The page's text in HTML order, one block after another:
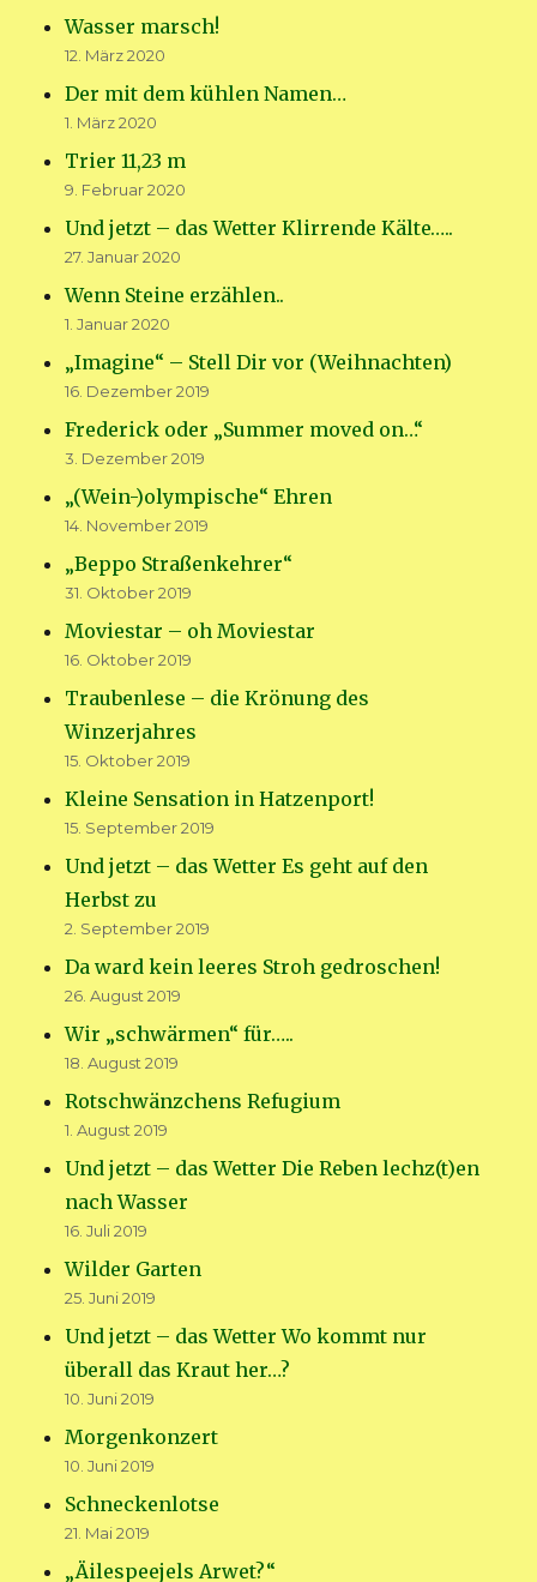
Wasser marsch!
12. März 2020
Der mit dem kühlen Namen…
1. März 2020
Trier 11,23 m
9. Februar 2020
Und jetzt – das Wetter Klirrende Kälte…..
27. Januar 2020
Wenn Steine erzählen..
1. Januar 2020
„Imagine“ – Stell Dir vor (Weihnachten)
16. Dezember 2019
Frederick oder „Summer moved on…“
3. Dezember 2019
„(Wein-)olympische“ Ehren
14. November 2019
„Beppo Straßenkehrer“
31. Oktober 2019
Moviestar – oh Moviestar
16. Oktober 2019
Traubenlese – die Krönung des
Winzerjahres
15. Oktober 2019
Kleine Sensation in Hatzenport!
15. September 2019
Und jetzt – das Wetter Es geht auf den
Herbst zu
2. September 2019
Da ward kein leeres Stroh gedroschen!
26. August 2019
Wir „schwärmen“ für…..
18. August 2019
Rotschwänzchens Refugium
1. August 2019
Und jetzt – das Wetter Die Reben lechz(t)en
nach Wasser
16. Juli 2019
Wilder Garten
25. Juni 2019
Und jetzt – das Wetter Wo kommt nur
überall das Kraut her…?
10. Juni 2019
Morgenkonzert
10. Juni 2019
Schneckenlotse
21. Mai 2019
„Äilespeejels Arwet?“